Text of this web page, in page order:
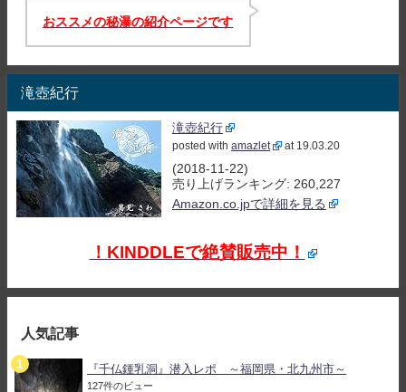
おススメの秘瀑の紹介ページです
滝壺紀行
滝壺紀行
posted with amazlet at 19.03.20
(2018-11-22)
売り上げランキング: 260,227
Amazon.co.jpで詳細を見る
！KINDDLEで絶賛販売中！
人気記事
『千仏鍾乳洞』潜入レポ ～福岡県・北九州市～
127件のビュー